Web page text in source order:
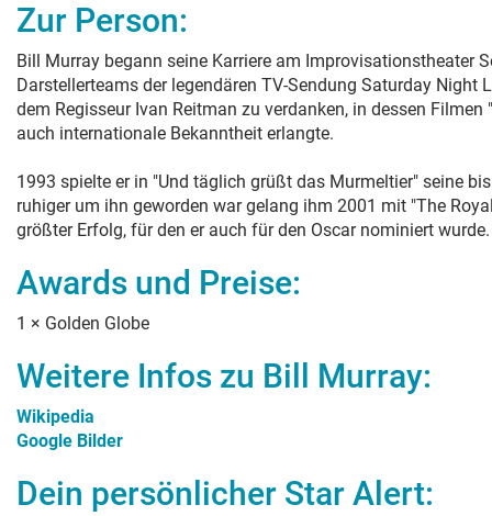
Zur Person:
Bill Murray begann seine Karriere am Improvisationstheater
Darstellerteams der legendären TV-Sendung Saturday Night
dem Regisseur Ivan Reitman zu verdanken, in dessen
auch internationale Bekanntheit erlangte.
1993 spielte er in "Und täglich grüßt das Murmeltier" seine
ruhiger um ihn geworden war gelang ihm 2001 mit "The
größter Erfolg, für den er auch für den Oscar nominiert wurde.
Awards und Preise:
1 × Golden Globe
Weitere Infos zu Bill Murray:
Wikipedia
Google Bilder
Dein persönlicher Star Alert: